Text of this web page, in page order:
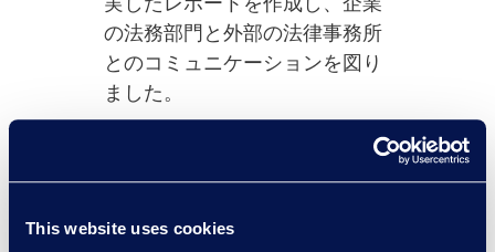
This website uses cookies
の法務部門と外部の法律事務所
とのコミュニケーションを図り
ました。
Epiqが選ばれる理由